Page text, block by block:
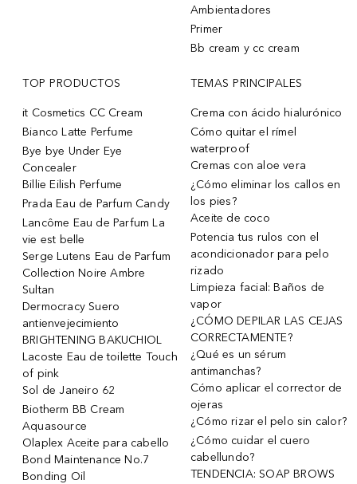
Ambientadores
Primer
Bb cream y cc cream
TOP PRODUCTOS
it Cosmetics CC Cream
Bianco Latte Perfume
Bye bye Under Eye
Concealer
Billie Eilish Perfume
Prada Eau de Parfum Candy
Lancôme Eau de Parfum La
vie est belle
Serge Lutens Eau de Parfum
Collection Noire Ambre
Sultan
Dermocracy Suero
antienvejecimiento
BRIGHTENING BAKUCHIOL
Lacoste Eau de toilette Touch
of pink
Sol de Janeiro 62
Biotherm BB Cream
Aquasource
Olaplex Aceite para cabello
Bond Maintenance No.7
Bonding Oil
TEMAS PRINCIPALES
Crema con ácido hialurónico
Cómo quitar el rímel
waterproof
Cremas con aloe vera
¿Cómo eliminar los callos en
los pies?
Aceite de coco
Potencia tus rulos con el
acondicionador para pelo
rizado
Limpieza facial: Baños de
vapor
¿CÓMO DEPILAR LAS CEJAS
CORRECTAMENTE?
¿Qué es un sérum
antimanchas?
Cómo aplicar el corrector de
ojeras
¿Cómo rizar el pelo sin calor?
¿Cómo cuidar el cuero
cabellundo?
TENDENCIA: SOAP BROWS